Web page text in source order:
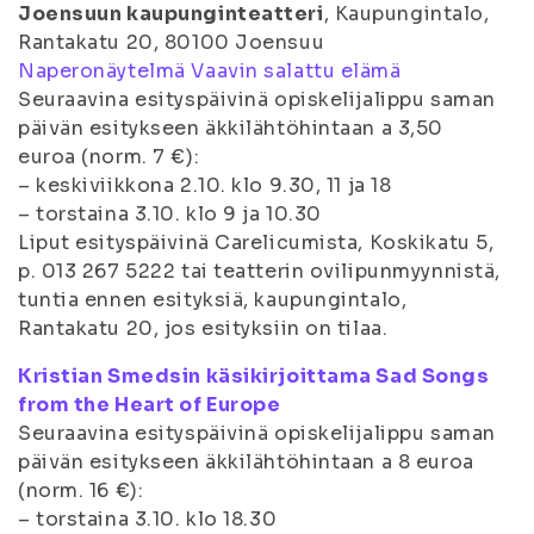
Joensuun kaupunginteatteri, Kaupungintalo,
Rantakatu 20, 80100 Joensuu
Naperonäytelmä Vaavin salattu elämä
Seuraavina esityspäivinä opiskelijalippu saman
päivän esitykseen äkkilähtöhintaan a 3,50
euroa (norm. 7 €):
– keskiviikkona 2.10. klo 9.30, 11 ja 18
– torstaina 3.10. klo 9 ja 10.30
Liput esityspäivinä Carelicumista, Koskikatu 5,
p. 013 267 5222 tai teatterin ovilipunmyynnistä,
tuntia ennen esityksiä, kaupungintalo,
Rantakatu 20, jos esityksiin on tilaa.
Kristian Smedsin käsikirjoittama Sad Songs
from the Heart of Europe
Seuraavina esityspäivinä opiskelijalippu saman
päivän esitykseen äkkilähtöhintaan a 8 euroa
(norm. 16 €):
– torstaina 3.10. klo 18.30